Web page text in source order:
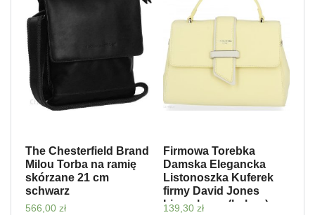
The Chesterfield Brand
Milou Torba na ramię
skórzane 21 cm
schwarz
566,00 zł
Firmowa Torebka
Damska Elegancka
Listonoszka Kuferek
firmy David Jones
Limonkowa (kolory)
139,30 zł